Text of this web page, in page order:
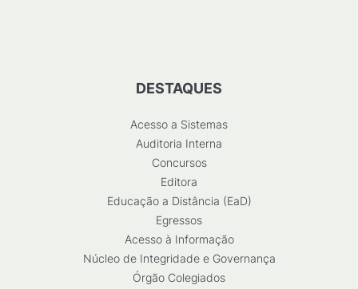
DESTAQUES
Acesso a Sistemas
Auditoria Interna
Concursos
Editora
Educação a Distância (EaD)
Egressos
Acesso à Informação
Núcleo de Integridade e Governança
Órgão Colegiados